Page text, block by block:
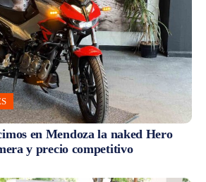
en Mendoza la naked Hero
y precio competitivo